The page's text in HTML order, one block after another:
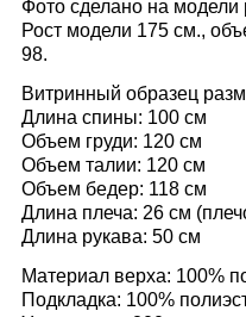
Фото сделано на модели
Рост модели 175 см.,
98.
Витринный образец
Длина спины: 100 см
Объем груди: 120 см
Объем талии: 120 см
Объем бедер: 118 см
Длина плеча: 26 см
Длина рукава: 50 см
Материал верха: 100%
Подкладка: 100%